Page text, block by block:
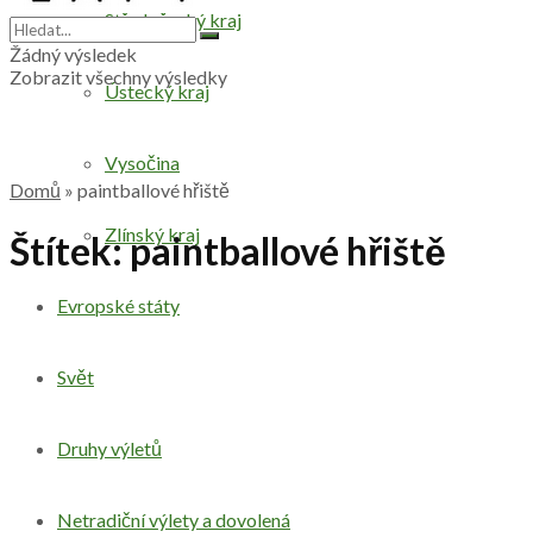
Středočeský kraj
Ústecký kraj
Vysočina
Zlínský kraj
Evropské státy
Svět
Druhy výletů
Netradiční výlety a dovolená
Žádný výsledek
Zobrazit všechny výsledky
Domů » paintballové hřiště
Štítek:paintballové hřiště